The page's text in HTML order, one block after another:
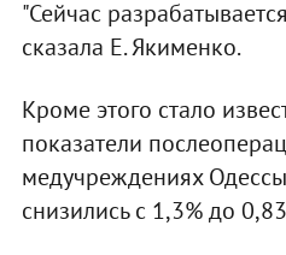
"Сейчас
сказала Е. Якименко.
Кроме этого стало
показатели
медучреждениях
снизились с 1,3% до